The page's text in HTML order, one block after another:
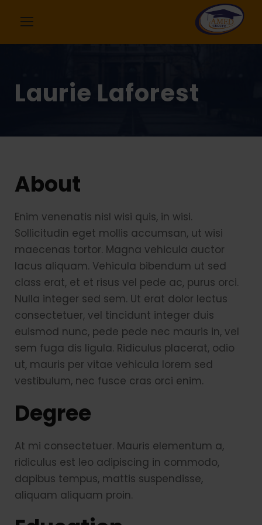
Laurie Laforest
About
Enim venenatis nisl wisi quis, in wisi.
Sollicitudin eget mollis accumsan, ut wisi
maecenas tortor. Magna vehicula auctor
lacus aliquam. Vehicula bibendum ut sed
class erat, et et risus vel pede ac, purus orci.
Nulla integer sed sem. Ut erat dolor lectus
consectetuer, vel tincidunt integer duis
euismod nunc, pede pede nec mauris in, vel
sem fuga dis ligula. Ridiculus placerat, odio
ut, mauris per vitae vehicula lorem sed
vestibulum, nec fusce cras orci enim.
Degree
At mi consectetuer. Mauris elementum a,
ridiculus est leo adipiscing in commodo,
dapibus tempus, mattis suspendisse,
aliquam aliquam proin.